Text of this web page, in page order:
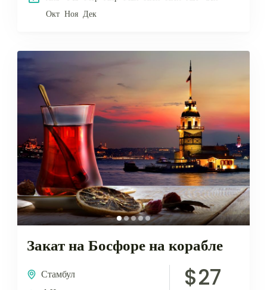
Окт Ноя Дек
Закат на Босфоре на корабле
Стамбул
$27